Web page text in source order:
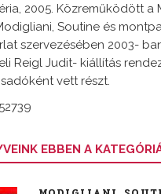
2005. Közreműködött a
Soutine és
szervezésében 2003-
Reigl Judit- kiállítás
vett részt.
EBBEN A